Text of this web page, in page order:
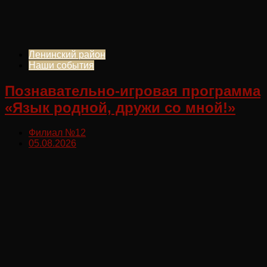
Ленинский район
Наши события
Познавательно-игровая программа
«Язык родной, дружи со мной!»
Филиал №12
05.08.2026